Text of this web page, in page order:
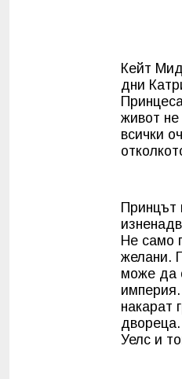
Кейт
дни
живот не
всички
Принцът
Не само
желани.
може да
накарат
Уелс и